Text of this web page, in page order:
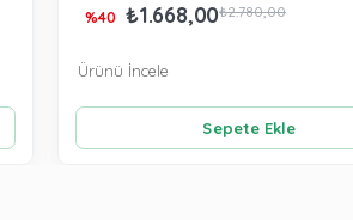
₺1.668,00₺2.780,00
%40
Sepete Ekle
Ürünü İncele